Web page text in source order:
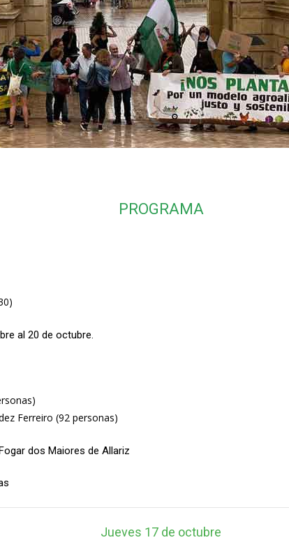
PROGRAMA
al 20 de octubre.
Ferreiro (92 personas)
dos Maiores de Allariz
Jueves 17 de octubre